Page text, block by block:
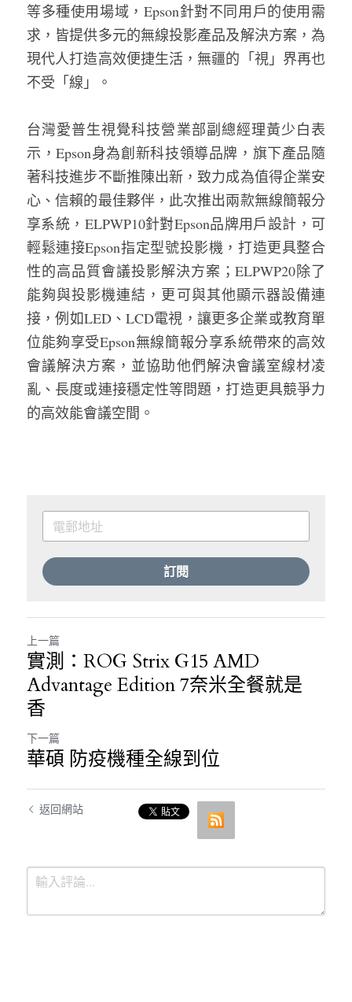
等多種使用場域，Epson針對不同用戶的使用需
求，皆提供多元的無線投影產品及解決方案，為
現代人打造高效便捷生活，無疆的「視」界再也
不受「線」。
台灣愛普生視覺科技營業部副總經理黃少白表
示，Epson身為創新科技領導品牌，旗下產品隨
著科技進步不斷推陳出新，致力成為值得企業安
心、信賴的最佳夥伴，此次推出兩款無線簡報分
享系統，ELPWP10針對Epson品牌用戶設計，可
輕鬆連接Epson指定型號投影機，打造更具整合
性的高品質會議投影解決方案；ELPWP20除了
能夠與投影機連結，更可與其他顯示器設備連
接，例如LED、LCD電視，讓更多企業或教育單
位能夠享受Epson無線簡報分享系統帶來的高效
會議解決方案，並協助他們解決會議室線材凌
亂、長度或連接穩定性等問題，打造更具競爭力
的高效能會議空間。
訂閱
上一篇
實測：ROG Strix G15 AMD
Advantage Edition 7奈米全餐就是
香
下一篇
華碩 防疫機種全線到位
返回網站